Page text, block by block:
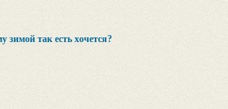
зимой так есть хочется?